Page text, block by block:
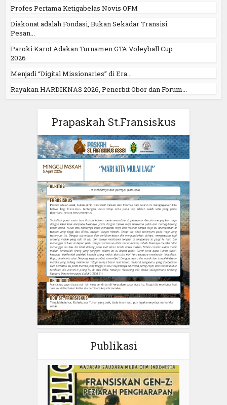
Profes Pertama Ketigabelas Novis OFM
Diakonat adalah Fondasi, Bukan Sekadar Transisi:
Pesan...
Paroki Karot Adakan Turnamen GTA Voleyball Cup
2026
Menjadi “Digital Missionaries” di Era...
Rayakan HARDIKNAS 2026, Penerbit Obor dan Forum...
Prapaskah St.Fransiskus
Publikasi